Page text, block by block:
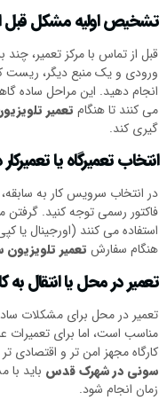
تشخیص اولیه مشکل قبل
قبل از تماس با مرکز تعمیر،
ورودی و یک منبع دیگر، ریست
انجام دهید. این مراحل ساده
می کنند تا هنگام تعمیر
گیری کند.
انتخاب تعمیرگاه یا
در انتخاب سرویس کار به
فاکتور رسمی توجه کنید. گرفتن
استفاده می کنند (اورجینال یا
هنگام سفارش تعمیر
تعمیر در محل یا انتقال به
تعمیر در محل برای مشکلات
مناسب است، اما برای تعمیرات
کارگاه مجهز امن تر و اقتصادی
سونی در شهرک قدس باید
زمان انجام شود.